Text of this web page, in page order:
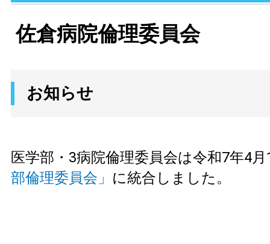
佐倉病院倫理委員会
お知らせ
医学部・3病院倫理委員会は令和7年4
部倫理委員会」 に統合しました。